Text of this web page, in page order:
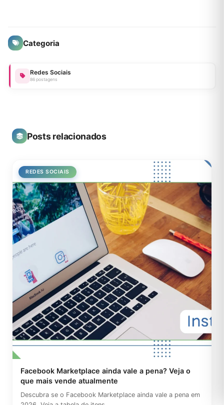
Categoria
Redes Sociais
86 postagens
Posts relacionados
REDES SOCIAIS
Facebook Marketplace ainda vale a pena? Veja o
que mais vende atualmente
Descubra se o Facebook Marketplace ainda vale a pena em